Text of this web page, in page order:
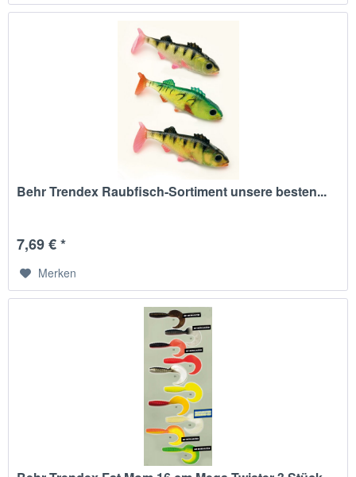
Behr Trendex Raubfisch-Sortiment unsere besten...
7,69 € *
Merken